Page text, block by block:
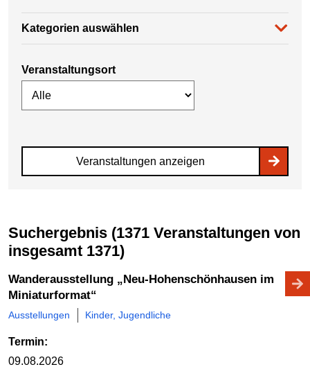
Kategorien auswählen
Veranstaltungsort
Veranstaltungen anzeigen
Suchergebnis (1371 Veranstaltungen von
insgesamt 1371)
Wanderausstellung „Neu-Hohenschönhausen im
Miniaturformat“
Ausstellungen Kinder, Jugendliche
Termin:
09.08.2026